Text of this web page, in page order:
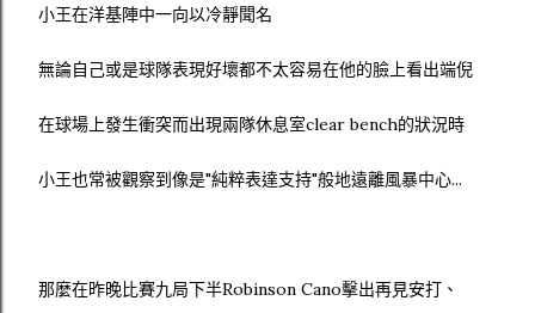
小王在洋基陣中一向以冷靜聞名
無論自己或是球隊表現好壞都不太容易在他的臉上看出端倪
在球場上發生衝突而出現兩隊休息室clear bench的狀況時
小王也常被觀察到像是"純粹表達支持"般地遠離風暴中心...
那麼在昨晚比賽九局下半Robinson Cano擊出再見安打、